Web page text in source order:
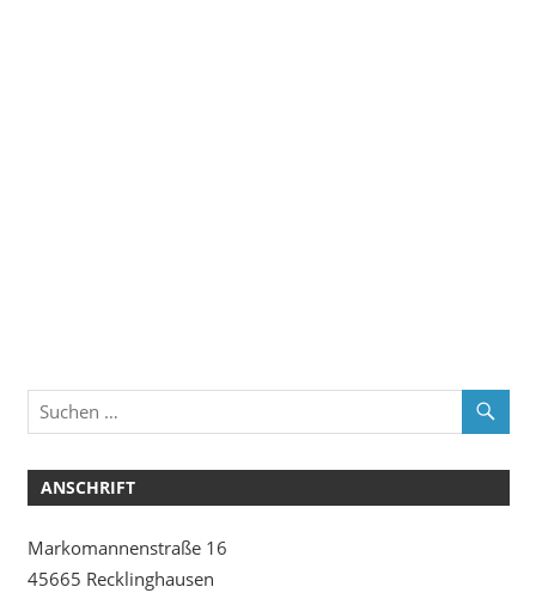
ANSCHRIFT
Markomannenstraße 16
45665 Recklinghausen